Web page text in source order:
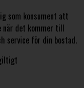
som konsument att
det kommer till
service för din bostad.